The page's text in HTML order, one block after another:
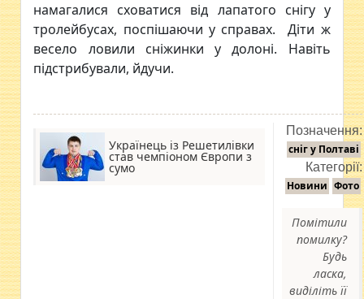
намагалися сховатися від лапатого снігу у
тролейбусах, поспішаючи у справах. Діти ж
весело ловили сніжинки у долоні. Навіть
підстрибували, йдучи.
Українець із Решетилівки
став чемпіоном Європи з
сумо
Позначення:
сніг у Полтаві
Категорії:
Новини Фото
Помітили
помилку?
Будь
ласка,
виділіть її